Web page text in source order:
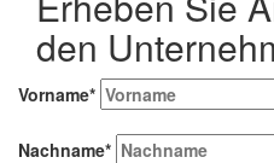
den
Vorname*
Nachname*